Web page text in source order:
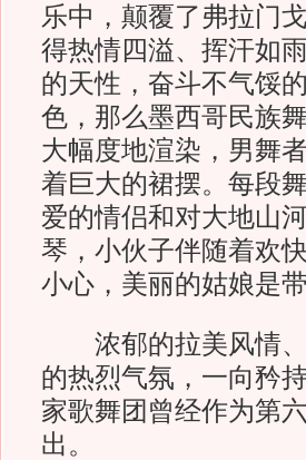
乐中，颠覆了弗拉门
得热情四溢、挥汗如
的天性，奋斗不气馁
色，那么墨西哥民族
大幅度地渲染，男舞
着巨大的裙摆。每段
爱的情侣和对大地山
琴，小伙子伴随着欢
小心，美丽的姑娘是
浓郁的拉美风情、
的热烈气氛，一向矜
家歌舞团曾经作为第
出。